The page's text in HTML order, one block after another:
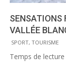
SENSATIONS
VALLÉE
2013-
04-
SPORT, TOURISME
Temps de lecture